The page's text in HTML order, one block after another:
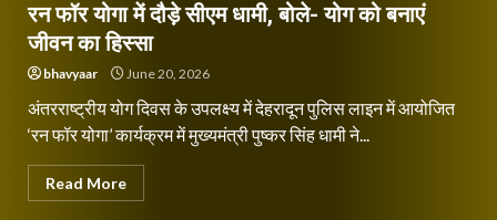
रन फॉर योगा में दौड़े सीएम धामी, बोले- योग को बनाएं
जीवन का हिस्सा
bhavyaar June 20, 2026
अंतरराष्ट्रीय योग दिवस के उपलक्ष्य में देहरादून पुलिस लाइन में आयोजित
‘रन फॉर योगा’ कार्यक्रम में मुख्यमंत्री पुष्कर सिंह धामी ने...
Read More